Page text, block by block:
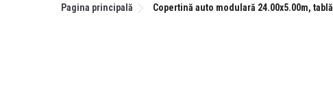
Pagina principală Copertină auto modulară 24.00x5.00m, tablă